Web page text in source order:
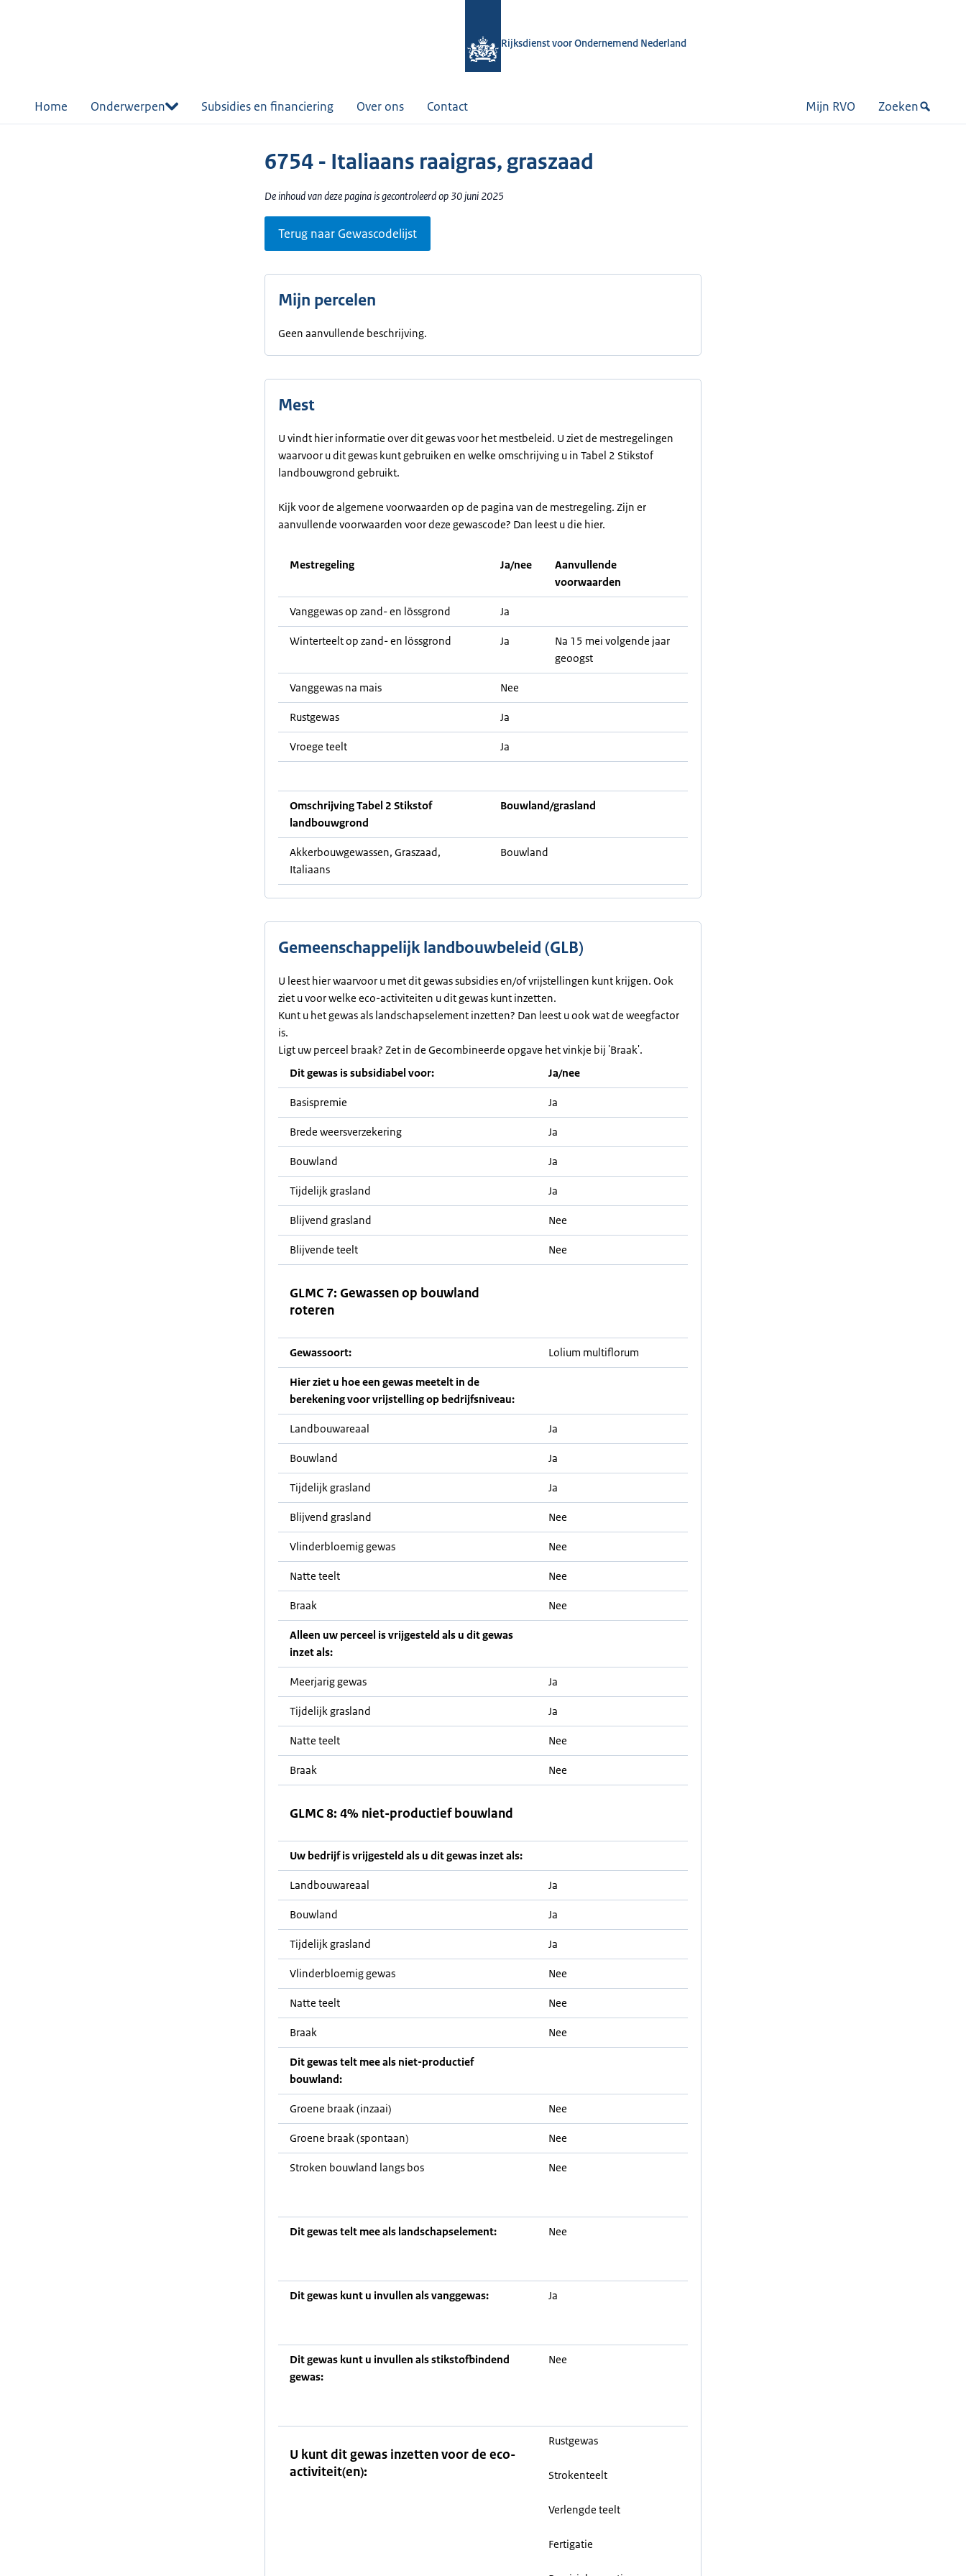
Rijksdienst voor Ondernemend Nederland
Home Onderwerpen Subsidies en financiering Over ons Contact Mijn RVO Zoeken
6754 - Italiaans raaigras, graszaad
De inhoud van deze pagina is gecontroleerd op 30 juni 2025
Terug naar Gewascodelijst
Mijn percelen
Geen aanvullende beschrijving.
Mest
U vindt hier informatie over dit gewas voor het mestbeleid. U ziet de mestregelingen
waarvoor u dit gewas kunt gebruiken en welke omschrijving u in Tabel 2 Stikstof
landbouwgrond gebruikt.
Kijk voor de algemene voorwaarden op de pagina van de mestregeling. Zijn er
aanvullende voorwaarden voor deze gewascode? Dan leest u die hier.
Mestregeling Ja/nee
Aanvullende
voorwaarden
Vanggewas op zand- en lössgrond Ja
Winterteelt op zand- en lössgrond Ja
Na 15 mei volgende jaar
geoogst
Vanggewas na mais Nee
Rustgewas Ja
Vroege teelt Ja
Omschrijving Tabel 2 Stikstof
landbouwgrond
Bouwland/grasland
Akkerbouwgewassen, Graszaad,
Italiaans
Bouwland
Gemeenschappelijk landbouwbeleid (GLB)
U leest hier waarvoor u met dit gewas subsidies en/of vrijstellingen kunt krijgen. Ook
ziet u voor welke eco-activiteiten u dit gewas kunt inzetten.
Kunt u het gewas als landschapselement inzetten? Dan leest u ook wat de weegfactor
is.
Ligt uw perceel braak? Zet in de Gecombineerde opgave het vinkje bij 'Braak'.
Dit gewas is subsidiabel voor:
Ja/nee
Basispremie Ja
Brede weersverzekering Ja
Bouwland Ja
Tijdelijk grasland Ja
Blijvend grasland Nee
Blijvende teelt Nee
GLMC 7: Gewassen op bouwland
roteren
Gewassoort: Lolium multiflorum
Hier ziet u hoe een gewas meetelt in de
berekening voor vrijstelling op bedrijfsniveau:
Landbouwareaal Ja
Bouwland Ja
Tijdelijk grasland Ja
Blijvend grasland Nee
Vlinderbloemig gewas Nee
Natte teelt Nee
Braak Nee
Alleen uw perceel is vrijgesteld als u dit gewas
inzet als:
Meerjarig gewas Ja
Tijdelijk grasland Ja
Natte teelt Nee
Braak Nee
GLMC 8: 4% niet-productief bouwland
Uw bedrijf is vrijgesteld als u dit gewas inzet als:
Landbouwareaal Ja
Bouwland Ja
Tijdelijk grasland Ja
Vlinderbloemig gewas Nee
Natte teelt Nee
Braak Nee
Dit gewas telt mee als niet-productief
bouwland:
Groene braak (inzaai) Nee
Groene braak (spontaan) Nee
Stroken bouwland langs bos Nee
Dit gewas telt mee als landschapselement: Nee
Dit gewas kunt u invullen als vanggewas: Ja
Dit gewas kunt u invullen als stikstofbindend
gewas:
Nee
U kunt dit gewas inzetten voor de eco-
activiteit(en):
Rustgewas
Strokenteelt
Verlengde teelt
Fertigatie